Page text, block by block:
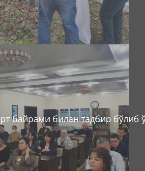
байрами билан тадбир бўлиб